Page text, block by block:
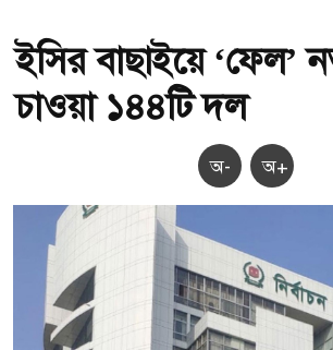
ইসির বাছাইয়ে ‘ফেল’
চাওয়া ১৪৪টি দল
অ- অ+